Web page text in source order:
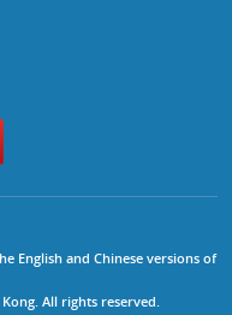
English and Chinese versions of
All rights reserved.